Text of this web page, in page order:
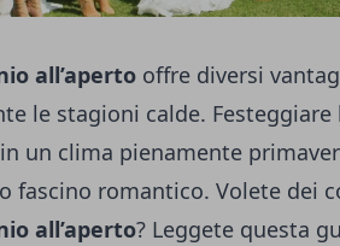
all’aperto offre diversi
le stagioni calde.
un clima pienamente
fascino romantico. Volete dei
all’aperto? Leggete questa